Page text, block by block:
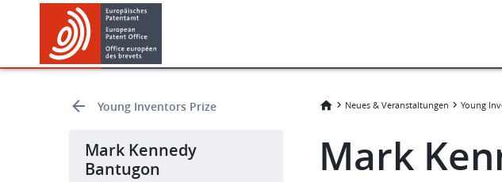
content
Young Inventors Prize
Mark Kennedy
Bantugon
Neues & Veranstaltungen Young
Mark